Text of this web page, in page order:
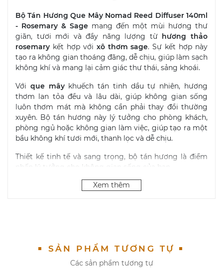
Bộ Tán Hương Que Mây Nomad Reed Diffuser 140ml
- Rosemary & Sage mang đến một mùi hương thư
giãn, tươi mới và đầy năng lượng từ hương thảo
rosemary kết hợp với xô thơm sage. Sự kết hợp này
tạo ra không gian thoáng đãng, dễ chịu, giúp làm sạch
không khí và mang lại cảm giác thư thái, sảng khoái.
Với que mâykhuếch tán tinh dầu tự nhiên, hương
thơm lan tỏa đều và lâu dài, giúp không gian sống
luôn thơm mát mà không cần phải thay đổi thường
xuyên. Bộ tán hương này lý tưởng cho phòng khách,
phòng ngủ hoặc không gian làm việc, giúp tạo ra một
bầu không khí tươi mới, thanh lọc và dễ chịu.
Thiết kế tinh tế và sang trọng, bộ tán hương là điểm
nhấn lý tưởng cho không gian sống của bạn.
góp phần làm phong phú thêm độ ngọt ngạo của
phong lan. Vị ngọt của nến thơm có sức hấp dẫn
mạnh mẽ và là lý tưởng cho không gian cao cấp của
Xem thêm
SẢN PHẨM TƯƠNG TỰ
Các sản phẩm tương tự